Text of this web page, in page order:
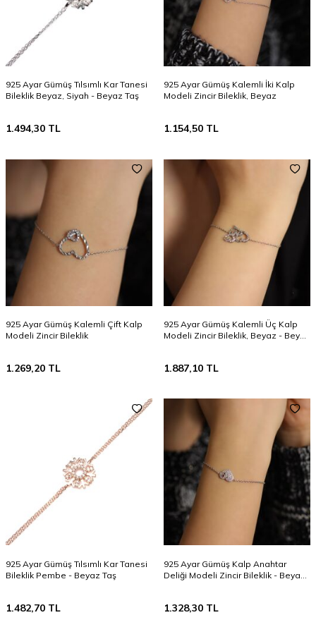
925 Ayar Gümüş Tılsımlı Kar Tanesi
Bileklik Beyaz, Siyah - Beyaz Taş
1.494,30 TL
925 Ayar Gümüş Kalemli İki Kalp
Modeli Zincir Bileklik, Beyaz
1.154,50 TL
925 Ayar Gümüş Kalemli Çift Kalp
Modeli Zincir Bileklik
1.269,20 TL
925 Ayar Gümüş Kalemli Üç Kalp
Modeli Zincir Bileklik, Beyaz - Beyaz
1.887,10 TL
925 Ayar Gümüş Tılsımlı Kar Tanesi
Bileklik Pembe - Beyaz Taş
1.482,70 TL
925 Ayar Gümüş Kalp Anahtar
Deliği Modeli Zincir Bileklik - Beyaz
1.328,30 TL